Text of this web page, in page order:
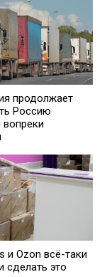
продолжает
Россию
вопреки
и Ozon всё-таки
сделать это